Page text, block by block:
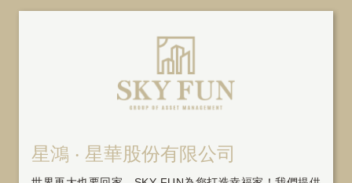
星鴻 ‧ 星華股份有限公司